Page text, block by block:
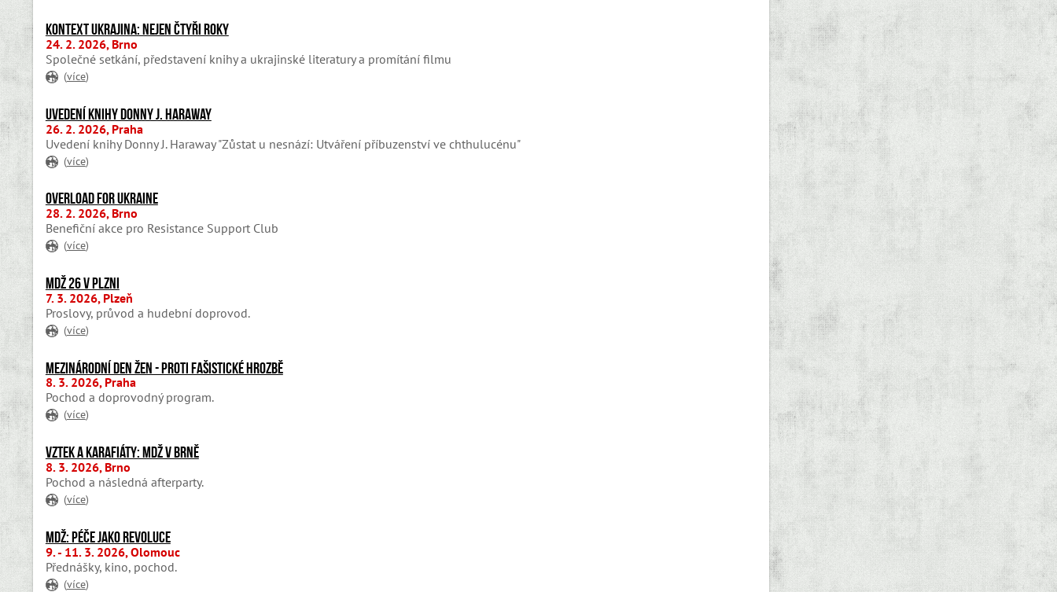
Kontext Ukrajina: Nejen čtyři roky
24. 2. 2026, Brno
Společné setkání, představení knihy a ukrajinské literatury a promítání filmu
(více)
Uvedení knihy Donny J. Haraway
26. 2. 2026, Praha
Uvedení knihy Donny J. Haraway "Zůstat u nesnází: Utváření příbuzenství ve chthulucénu"
(více)
Overload for Ukraine
28. 2. 2026, Brno
Benefiční akce pro Resistance Support Club
(více)
MDŽ 26 v Plzni
7. 3. 2026, Plzeň
Proslovy, průvod a hudební doprovod.
(více)
Mezinárodní den žen - proti fašistické hrozbě
8. 3. 2026, Praha
Pochod a doprovodný program.
(více)
Vztek a karafiáty: MDŽ v Brně
8. 3. 2026, Brno
Pochod a následná afterparty.
(více)
MDŽ: Péče jako revoluce
9. - 11. 3. 2026, Olomouc
Přednášky, kino, pochod.
(více)